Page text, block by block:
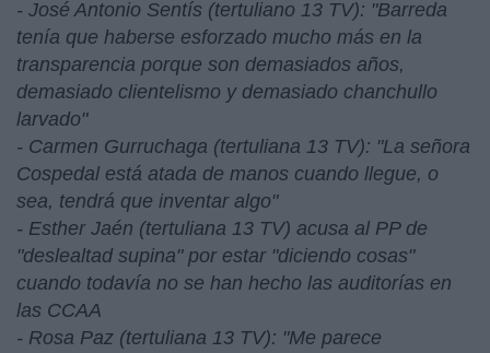
- José Antonio Sentís (tertuliano 13 TV): "Barreda
tenía que haberse esforzado mucho más en la
transparencia porque son demasiados años,
demasiado clientelismo y demasiado chanchullo
larvado"
- Carmen Gurruchaga (tertuliana 13 TV): "La señora
Cospedal está atada de manos cuando llegue, o
sea, tendrá que inventar algo"
- Esther Jaén (tertuliana 13 TV) acusa al PP de
"deslealtad supina" por estar "diciendo cosas"
cuando todavía no se han hecho las auditorías en
las CCAA
- Rosa Paz (tertuliana 13 TV): "Me parece